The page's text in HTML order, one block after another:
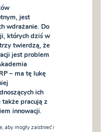
jest
wdrażanie. Do
których dziś w
twierdzą, że
jest problem
– ma tę lukę
ich
pracują z
innowacji.
aby mogły zaistnieć i